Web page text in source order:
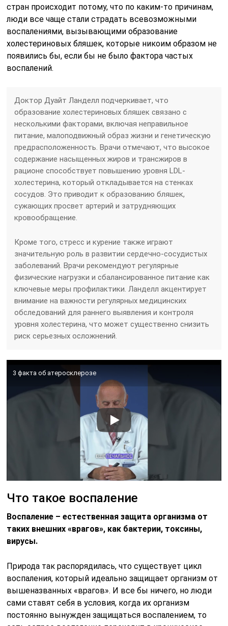
стран происходит потому, что по каким-то причинам,
люди все чаще стали страдать всевозможными
воспалениями, вызывающими образование
холестериновых бляшек, которые никоим образом не
появились бы, если бы не было фактора частых
воспалений.
Доктор Дуайт Ланделл подчеркивает, что
образование холестериновых бляшек связано с
несколькими факторами, включая неправильное
питание, малоподвижный образ жизни и генетическую
предрасположенность. Врачи отмечают, что высокое
содержание насыщенных жиров и трансжиров в
рационе способствует повышению уровня LDL-
холестерина, который откладывается на стенках
сосудов. Это приводит к образованию бляшек,
сужающих просвет артерий и затрудняющих
кровообращение.
Кроме того, стресс и курение также играют
значительную роль в развитии сердечно-сосудистых
заболеваний. Врачи рекомендуют регулярные
физические нагрузки и сбалансированное питание как
ключевые меры профилактики. Ланделл акцентирует
внимание на важности регулярных медицинских
обследований для раннего выявления и контроля
уровня холестерина, что может существенно снизить
риск серьезных осложнений.
3 факта об атеросклерозе
Что такое воспаление
Воспаление – естественная защита организма от
таких внешних «врагов», как бактерии, токсины,
вирусы.
Природа так распорядилась, что существует цикл
воспаления, который идеально защищает организм от
вышеназванных «врагов». И все бы ничего, но люди
сами ставят себя в условия, когда их организм
постоянно вынужден защищаться воспалением, то